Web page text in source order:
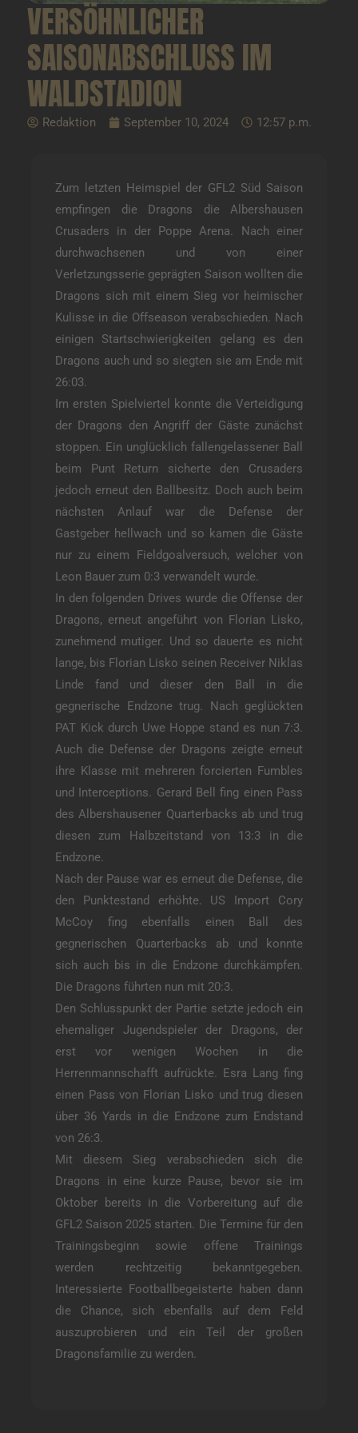
VERSÖHNLICHER
SAISONABSCHLUSS IM
WALDSTADION
Redaktion September 10, 2024 12:57 p.m.
Zum letzten Heimspiel der GFL2 Süd Saison
empfingen die Dragons die Albershausen
Crusaders in der Poppe Arena. Nach einer
durchwachsenen und von einer
Verletzungsserie geprägten Saison wollten die
Dragons sich mit einem Sieg vor heimischer
Kulisse in die Offseason verabschieden. Nach
einigen Startschwierigkeiten gelang es den
Dragons auch und so siegten sie am Ende mit
26:03.
Im ersten Spielviertel konnte die Verteidigung
der Dragons den Angriff der Gäste zunächst
stoppen. Ein unglücklich fallengelassener Ball
beim Punt Return sicherte den Crusaders
jedoch erneut den Ballbesitz. Doch auch beim
nächsten Anlauf war die Defense der
Gastgeber hellwach und so kamen die Gäste
nur zu einem Fieldgoalversuch, welcher von
Leon Bauer zum 0:3 verwandelt wurde.
In den folgenden Drives wurde die Offense der
Dragons, erneut angeführt von Florian Lisko,
zunehmend mutiger. Und so dauerte es nicht
lange, bis Florian Lisko seinen Receiver Niklas
Linde fand und dieser den Ball in die
gegnerische Endzone trug. Nach geglückten
PAT Kick durch Uwe Hoppe stand es nun 7:3.
Auch die Defense der Dragons zeigte erneut
ihre Klasse mit mehreren forcierten Fumbles
und Interceptions. Gerard Bell fing einen Pass
des Albershausener Quarterbacks ab und trug
diesen zum Halbzeitstand von 13:3 in die
Endzone.
Nach der Pause war es erneut die Defense, die
den Punktestand erhöhte. US Import Cory
McCoy fing ebenfalls einen Ball des
gegnerischen Quarterbacks ab und konnte
sich auch bis in die Endzone durchkämpfen.
Die Dragons führten nun mit 20:3.
Den Schlusspunkt der Partie setzte jedoch ein
ehemaliger Jugendspieler der Dragons, der
erst vor wenigen Wochen in die
Herrenmannschafft aufrückte. Esra Lang fing
einen Pass von Florian Lisko und trug diesen
über 36 Yards in die Endzone zum Endstand
von 26:3.
Mit diesem Sieg verabschieden sich die
Dragons in eine kurze Pause, bevor sie im
Oktober bereits in die Vorbereitung auf die
GFL2 Saison 2025 starten. Die Termine für den
Trainingsbeginn sowie offene Trainings
werden rechtzeitig bekanntgegeben.
Interessierte Footballbegeisterte haben dann
die Chance, sich ebenfalls auf dem Feld
auszuprobieren und ein Teil der großen
Dragonsfamilie zu werden.